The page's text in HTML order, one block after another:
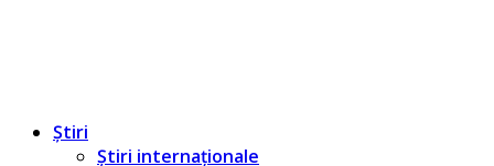
Știri
Știri internaționale